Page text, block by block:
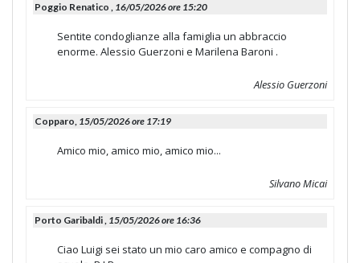
Poggio Renatico , 16/05/2026 ore 15:20
Sentite condoglianze alla famiglia un abbraccio
enorme. Alessio Guerzoni e Marilena Baroni .
Alessio Guerzoni
Copparo, 15/05/2026 ore 17:19
Amico mio, amico mio, amico mio...
Silvano Micai
Porto Garibaldi , 15/05/2026 ore 16:36
Ciao Luigi sei stato un mio caro amico e compagno di